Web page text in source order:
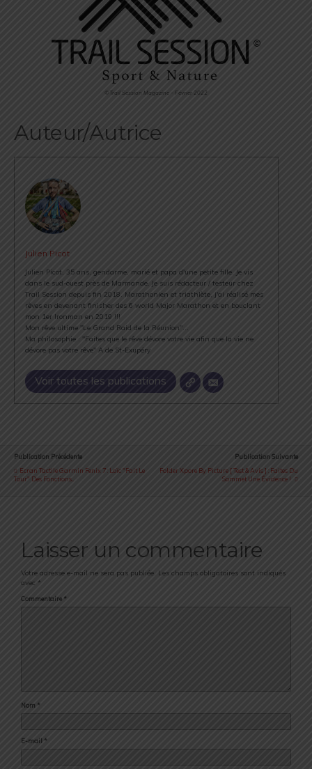
©Trail Session Magazine – Février 2022
Auteur/Autrice
Julien Picot
Julien Picot, 35 ans, gendarme, marié et papa d'une petite fille. Je vis
dans le sud-ouest près de Marmande. Je suis rédacteur / testeur chez
Trail Session depuis fin 2018. Marathonien et triathlète, j'ai réalisé mes
rêves en devenant finisher des 6 world Major Marathon et en bouclant
mon 1er Ironman en 2019 !!!
Mon rêve ultime "Le Grand Raid de la Réunion"...
Ma philosophie : "Faites que le rêve dévore votre vie afin que la vie ne
dévore pas votre rêve" A.de St-Exupéry
Voir toutes les publications
Publication Précédente
Ecran Tactile Garmin Fenix 7 : Loïc "fait Le
Tour" Des Fonctions...
Publication Suivante
Folder Xpore By Picture [ Test & Avis ] : Faites Du
Sommet Une Évidence !
Laisser un commentaire
Votre adresse e-mail ne sera pas publiée. Les champs obligatoires sont indiqués
avec *
Commentaire *
Nom *
E-mail *